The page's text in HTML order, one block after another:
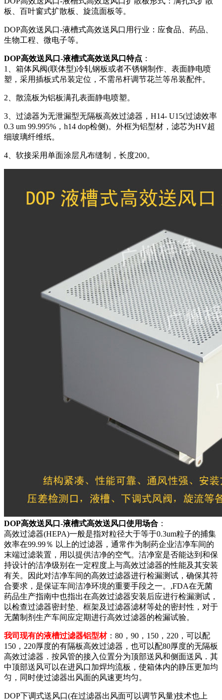
板、百叶窗式扩散板、旋流面板等。
DOP高效送风口-液槽式高效送风口用行业：应食品、药品、
生物工程、微电子等。
DOP高效送风口-液槽式高效送风口特点 ：
1、箱体风阀(联体型)冷轧钢板或者不锈钢制作、表面静电喷
塑，采用插板式吊装定位，不需吊杆调节花兰等吊装配件。
2、散流板为铝板满孔表面静电喷塑。
3、过滤器为无泄漏型无隔板高效过滤器，H14- U15(过滤效率
0.3 um 99.995%，h14 dop检侧)。外框为铝型材，滤芯为HV超
细玻璃纤维纸。
4、软接采用单面涂层凡布缝制，长度200。
DOP高效送风口-液槽式高效送风口使用场合 ：
高效过滤器(HEPA)一般是指对粒径大于等于0.3um粒子的捕集
效率在99.99％ 以上的过滤器，通常作为制药企业洁净车间的
末端过滤装置，用以提供洁净的空气。洁净室是否能达到和保
持设计的洁净级别在一定程度上与高效过滤器的性能及其安装
有关。因此对洁净车间的高效过滤器进行检漏测试，确保其符
合要求，是保证车间洁净环境的重要手段之一。,FDA在无菌
药品生产指南中也指出在高效过滤器安装后应进行检漏测试，
以检查过滤器密封垫、框架及过滤器滤材等处的密封性，对于
无菌制剂生产车间应定期进行高效过滤器的检漏试验。
我司现有的液槽过滤器铝型材：80，90，150，220，可以配
150，220厚度的有隔板高效过滤器，也可以配80厚度的无隔板
高效过滤器．按风管的接入位置分为顶部送风和侧面送风．其
中顶部送风可以在进风口加焊均流板，使箱体内的静压更加均
匀，同时使过滤器出风面的风速更均匀。
DOP下调式送风口(在过滤器出风面可以调节风量)技术也上